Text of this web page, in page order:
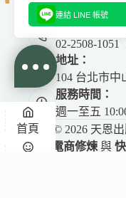
電話：
02-2508-1051
地址：
104 台北市中
服務時間：
週一至五
Copyright © 2026 天恩
電商修煉 與
首頁
連結 LINE 帳號